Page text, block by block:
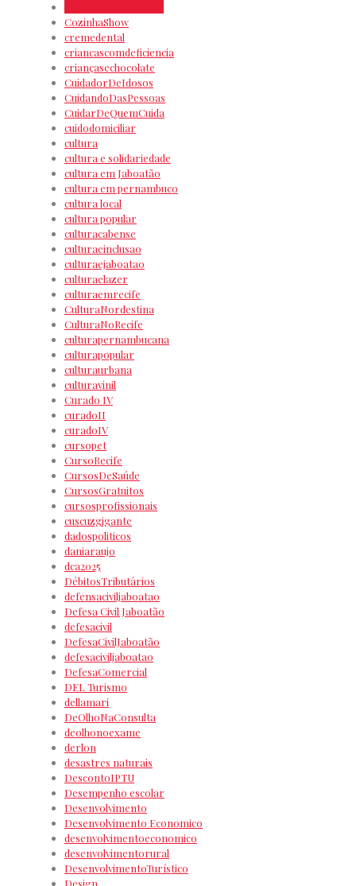
CozinhaShow
cremedental
criancascomdeficiencia
criançasechocolate
CuidadorDeIdosos
CuidandoDasPessoas
CuidarDeQuemCuida
cuidodomiciliar
cultura
cultura e solidariedade
cultura em Jaboatão
cultura em pernambuco
cultura local
cultura popular
culturacabense
culturaeinclusao
culturaejaboatao
culturaelazer
culturaemrecife
CulturaNordestina
CulturaNoRecife
culturapernambucana
culturapopular
culturaurbana
culturavinil
Curado IV
curadoII
curadoIV
cursopet
CursoRecife
CursosDeSaúde
CursosGratuitos
cursosprofissionais
cuscuzgigante
dadospoliticos
daniaraujo
dca2025
DébitosTributários
defensaciviljaboatao
Defesa Civil Jaboatão
defesacivil
DefesaCivilJaboatão
defesaciviljaboatao
DefesaComercial
DEL Turismo
dellamari
DeOlhoNaConsulta
deolhonoexame
derlon
desastres naturais
DescontoIPTU
Desempenho escolar
Desenvolvimento
Desenvolvimento Economico
desenvolvimentoeconomico
desenvolvimentorural
DesenvolvimentoTurístico